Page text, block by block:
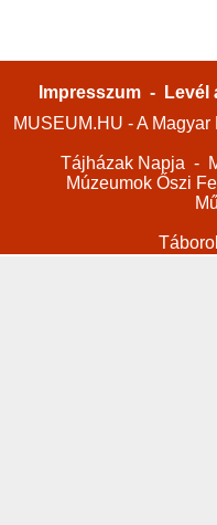
Impresszum -
Levél
MUSEUM.HU - A
Tájházak Napja -
Múzeumok Őszi